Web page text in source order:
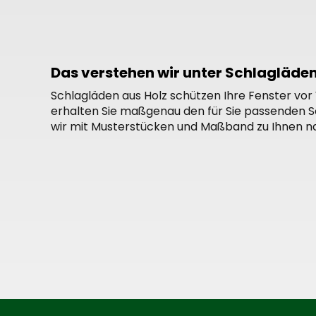
Das verstehen wir unter
Schlagläden aus Holz schützen Ihre Fenster
erhalten Sie maßgenau den für Sie passenden
wir mit Musterstücken und Maßband zu Ihnen